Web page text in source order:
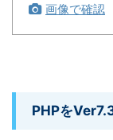
画像で確認
PHPを